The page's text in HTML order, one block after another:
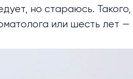
но стараюсь.
или шесть лет —